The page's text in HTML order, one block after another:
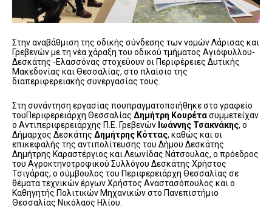
Στην αναβάθμιση της οδικής σύνδεσης των νομών Λάρισας και
Γρεβενών με τη νέα χάραξη του οδικού τμήματος Αγιόφυλλου-
Δεσκάτης -Ελασσόνας στοχεύουν οι Περιφέρειες Δυτικής
Μακεδονίας και Θεσσαλίας, στο πλαίσιο της
διαπεριφερειακής συνεργασίας τους.
Στη συνάντηση εργασίας πουπραγματοποιήθηκε στο γραφείο
τουΠεριφερειάρχη Θεσσαλίας Δημήτρη Κουρέτασυμμετείχαν
ο Αντιπεριφερειάρχης Π.Ε. Γρεβενών Ιωάννης Τσακνάκης, ο
Δήμαρχος Δεσκάτης Δημήτρης Κόττας, καθώς και οι
επικεφαλής της αντιπολίτευσης του Δήμου Δεσκάτης
Δημήτρης Καραστέργιος και Λεωνίδας Νάτσουλας, ο πρόεδρος
του Αγροκτηνοτροφικού Συλλόγου Δεσκάτης Χρήστος
Τσιγάρας, ο σύμβουλος του Περιφερειάρχη Θεσσαλίας σε
θέματα τεχνικών έργων Χρήστος Αναστασόπουλος και ο
Καθηγητής Πολιτικών Μηχανικών στο Πανεπιστήμιο
Θεσσαλίας Νικόλαος Ηλίου.